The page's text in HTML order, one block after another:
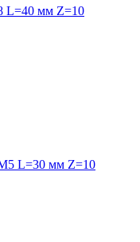
L=40 мм Z=10
L=30 мм Z=10